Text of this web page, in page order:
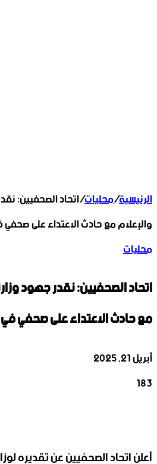
الرئيسية/محليات/اتحاد الصحفيين:
والإعلام مع ‏حادث الاعتداء على
محليات
اتحاد الصحفيين: نقدر جهود
مع ‏حادث الاعتداء على صحفي
أبريل 21, 2025
183
أعلن اتحاد الصحفيين عن تقديره